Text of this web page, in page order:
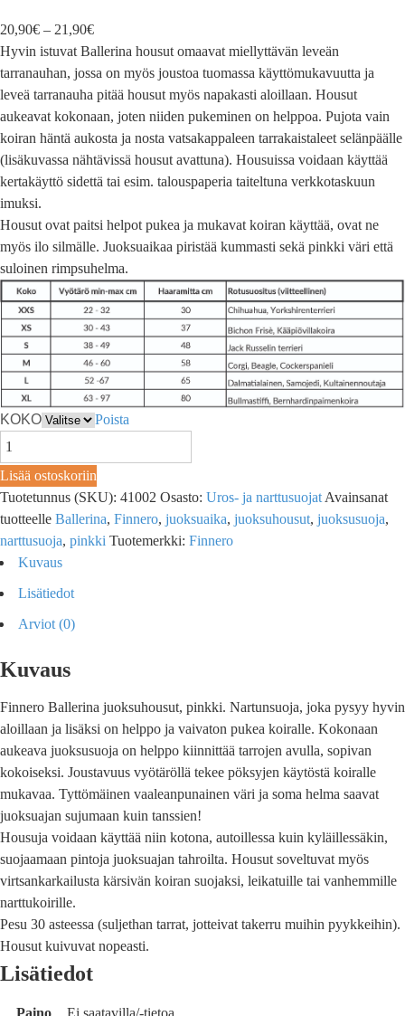
20,90€ – 21,90€
Hyvin istuvat Ballerina housut omaavat miellyttävän leveän
tarranauhan, jossa on myös joustoa tuomassa käyttömukavuutta ja
leveä tarranauha pitää housut myös napakasti aloillaan. Housut
aukeavat kokonaan, joten niiden pukeminen on helppoa. Pujota vain
koiran häntä aukosta ja nosta vatsakappaleen tarrakaistaleet selänpäälle
(lisäkuvassa nähtävissä housut avattuna). Housuissa voidaan käyttää
kertakäyttö sidettä tai esim. talouspaperia taiteltuna verkkotaskuun
imuksi.
Housut ovat paitsi helpot pukea ja mukavat koiran käyttää, ovat ne
myös ilo silmälle. Juoksuaikaa piristää kummasti sekä pinkki väri että
suloinen rimpsuhelma.
KOKO Poista
Lisää ostoskoriin
Tuotetunnus (SKU): 41002 Osasto: Uros- ja narttusuojat Avainsanat
tuotteelle Ballerina, Finnero, juoksuaika, juoksuhousut, juoksusuoja,
narttusuoja, pinkki Tuotemerkki: Finnero
Kuvaus
Lisätiedot
Arviot (0)
Kuvaus
Finnero Ballerina juoksuhousut, pinkki. Nartunsuoja, joka pysyy hyvin
aloillaan ja lisäksi on helppo ja vaivaton pukea koiralle. Kokonaan
aukeava juoksusuoja on helppo kiinnittää tarrojen avulla, sopivan
kokoiseksi. Joustavuus vyötäröllä tekee pöksyjen käytöstä koiralle
mukavaa. Tyttömäinen vaaleanpunainen väri ja soma helma saavat
juoksuajan sujumaan kuin tanssien!
Housuja voidaan käyttää niin kotona, autoillessa kuin kyläillessäkin,
suojaamaan pintoja juoksuajan tahroilta. Housut soveltuvat myös
virtsankarkailusta kärsivän koiran suojaksi, leikatuille tai vanhemmille
narttukoirille.
Pesu 30 asteessa (suljethan tarrat, jotteivat takerru muihin pyykkeihin).
Housut kuivuvat nopeasti.
Lisätiedot
Paino Ei saatavilla/-tietoa